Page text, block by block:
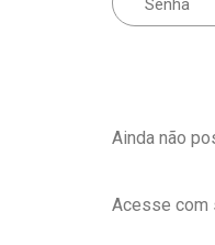
Ainda não
Acesse com